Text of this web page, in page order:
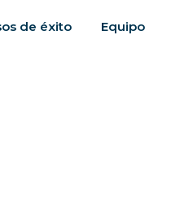
de éxito Equipo